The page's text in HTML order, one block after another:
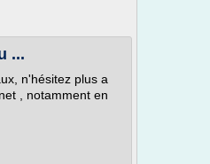
...
n'hésitez plus a
, notamment en